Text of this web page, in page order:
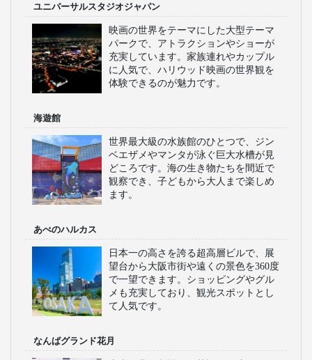
ユニバーサルスタジオジャパン
映画の世界をテーマにした大型テーマ
パークで、アトラクションやショーが
充実しています。家族連れやカップル
に人気で、ハリウッド映画の世界観を
体験できるのが魅力です。
海遊館
世界最大級の水族館のひとつで、ジン
ベエザメやマンタが泳ぐ巨大水槽が見
どころです。海の生き物たちを間近で
観察でき、子どもから大人まで楽しめ
ます。
あべのハルカス
日本一の高さを誇る超高層ビルで、展
望台から大阪市街や遠くの景色を360度
で一望できます。ショッピングやグル
メも充実しており、観光スポットとし
て人気です。
なんばグランド花月